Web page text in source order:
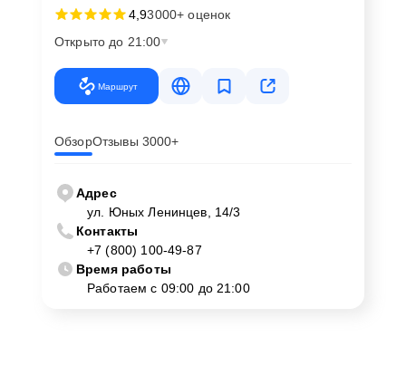
4,93000+ оценок
Открыто до 21:00
Маршрут
ОбзорОтзывы 3000+
Адрес
ул. Юных Ленинцев, 14/3
Контакты
+7 (800) 100-49-87
Время работы
Работаем с 09:00 до 21:00